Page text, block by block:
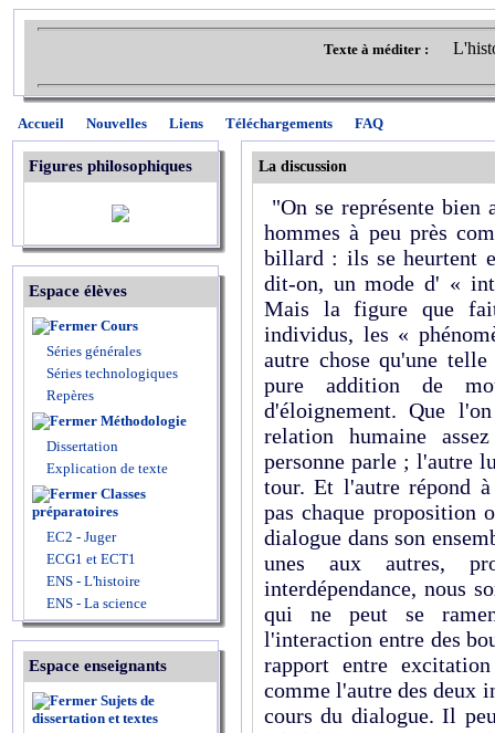
Texte à méditer :
Accueil Nouvelles Liens Téléchargements FAQ
Figures philosophiques
Espace élèves
Cours
Séries générales
Séries technologiques
Repères
Méthodologie
Dissertation
Explication de texte
Classes
préparatoires
EC2 - Juger
ECG1 et ECT1
ENS - L'histoire
ENS - La science
Espace enseignants
Sujets de
dissertation et textes
La discussion
"On se représente bien
hommes à peu près
billard : ils se heurtent
dit-on, un mode d' «
Mais la figure que fait
individus, les «
autre chose qu'une
pure addition de
d'éloignement. Que
relation humaine
personne parle ; l'autre
tour. Et l'autre répond
pas chaque proposition
dialogue dans son
unes aux autres,
interdépendance, nous
qui ne peut se
l'interaction entre des
rapport entre
comme l'autre des deux
cours du dialogue. Il